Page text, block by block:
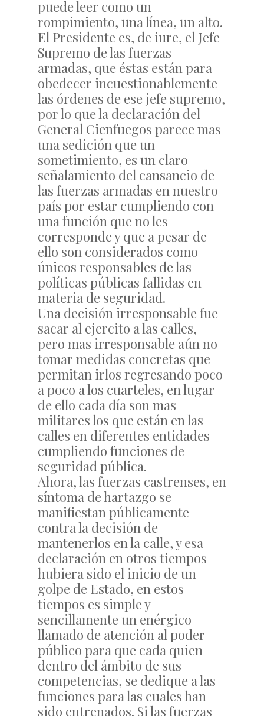
puede leer como un
rompimiento, una línea, un alto.
El Presidente es, de iure, el Jefe
Supremo de las fuerzas
armadas, que éstas están para
obedecer incuestionablemente
las órdenes de ese jefe supremo,
por lo que la declaración del
General Cienfuegos parece mas
una sedición que un
sometimiento, es un claro
señalamiento del cansancio de
las fuerzas armadas en nuestro
país por estar cumpliendo con
una función que no les
corresponde y que a pesar de
ello son considerados como
únicos responsables de las
políticas públicas fallidas en
materia de seguridad.
Una decisión irresponsable fue
sacar al ejercito a las calles,
pero mas irresponsable aún no
tomar medidas concretas que
permitan irlos regresando poco
a poco a los cuarteles, en lugar
de ello cada día son mas
militares los que están en las
calles en diferentes entidades
cumpliendo funciones de
seguridad pública.
Ahora, las fuerzas castrenses, en
síntoma de hartazgo se
manifiestan públicamente
contra la decisión de
mantenerlos en la calle, y esa
declaración en otros tiempos
hubiera sido el inicio de un
golpe de Estado, en estos
tiempos es simple y
sencillamente un enérgico
llamado de atención al poder
público para que cada quien
dentro del ámbito de sus
competencias, se dedique a las
funciones para las cuales han
sido entrenados. Si las fuerzas